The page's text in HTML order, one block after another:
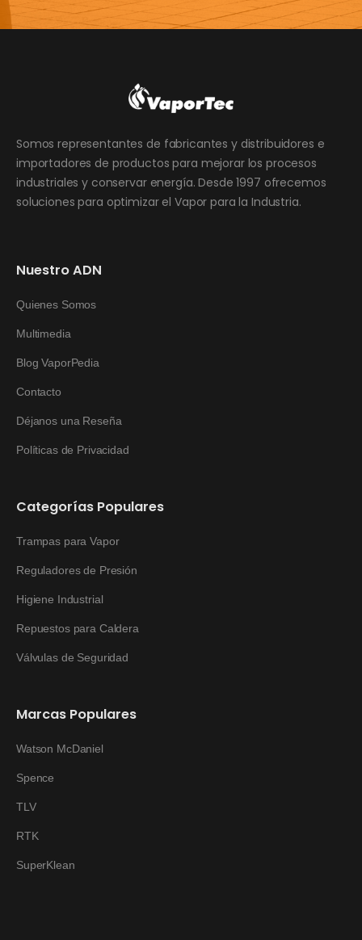
Somos representantes de fabricantes y distribuidores e
importadores de productos para mejorar los procesos
industriales y conservar energía. Desde 1997 ofrecemos
soluciones para optimizar el Vapor para la Industria.
Nuestro ADN
Quienes Somos
Multimedia
Blog VaporPedia
Contacto
Déjanos una Reseña
Políticas de Privacidad
Categorías Populares
Trampas para Vapor
Reguladores de Presión
Higiene Industrial
Repuestos para Caldera
Válvulas de Seguridad
Marcas Populares
Watson McDaniel
Spence
TLV
RTK
SuperKlean